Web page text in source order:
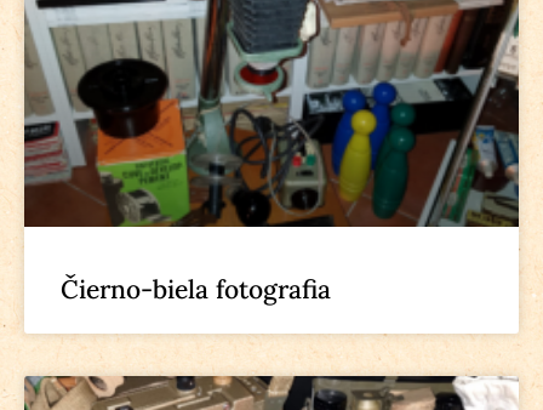
Čierno-biela fotografia